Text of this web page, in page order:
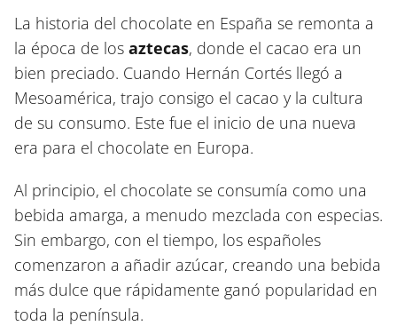
La historia del chocolate en España se remonta a
la época de los aztecas, donde el cacao era un
bien preciado. Cuando Hernán Cortés llegó a
Mesoamérica, trajo consigo el cacao y la cultura
de su consumo. Este fue el inicio de una nueva
era para el chocolate en Europa.
Al principio, el chocolate se consumía como una
bebida amarga, a menudo mezclada con especias.
Sin embargo, con el tiempo, los españoles
comenzaron a añadir azúcar, creando una bebida
más dulce que rápidamente ganó popularidad en
toda la península.